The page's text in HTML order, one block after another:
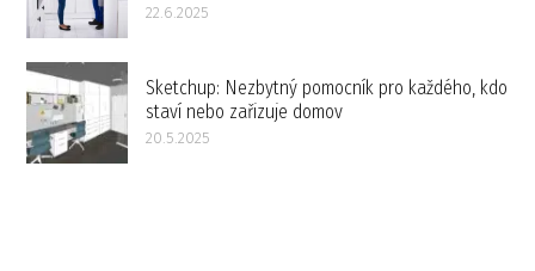
22.6.2025
Sketchup: Nezbytný pomocník pro každého, kdo
staví nebo zařizuje domov
20.5.2025